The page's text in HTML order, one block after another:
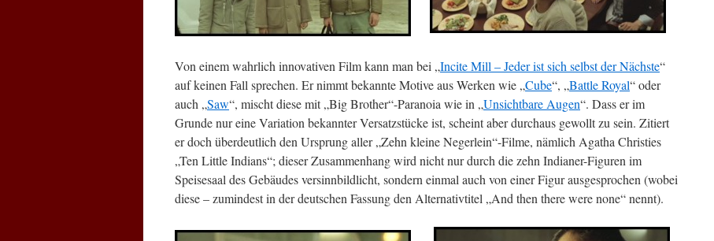
Von einem wahrlich innovativen Film kann man bei „Incite Mill – Jeder ist sich selbst der Nächste“
auf keinen Fall sprechen. Er nimmt bekannte Motive aus Werken wie „Cube“, „Battle Royal“ oder
auch „Saw“, mischt diese mit „Big Brother“-Paranoia wie in „Unsichtbare Augen“. Dass er im
Grunde nur eine Variation bekannter Versatzstücke ist, scheint aber durchaus gewollt zu sein. Zitiert
er doch überdeutlich den Ursprung aller „Zehn kleine Negerlein“-Filme, nämlich Agatha Christies
„Ten Little Indians“; dieser Zusammenhang wird nicht nur durch die zehn Indianer-Figuren im
Speisesaal des Gebäudes versinnbildlicht, sondern einmal auch von einer Figur ausgesprochen (wobei
diese – zumindest in der deutschen Fassung den Alternativtitel „And then there were none“ nennt).